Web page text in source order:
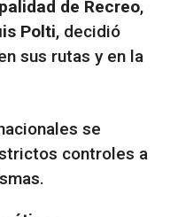
de Recreo,
Polti, decidió
sus rutas y en la
se
controles a